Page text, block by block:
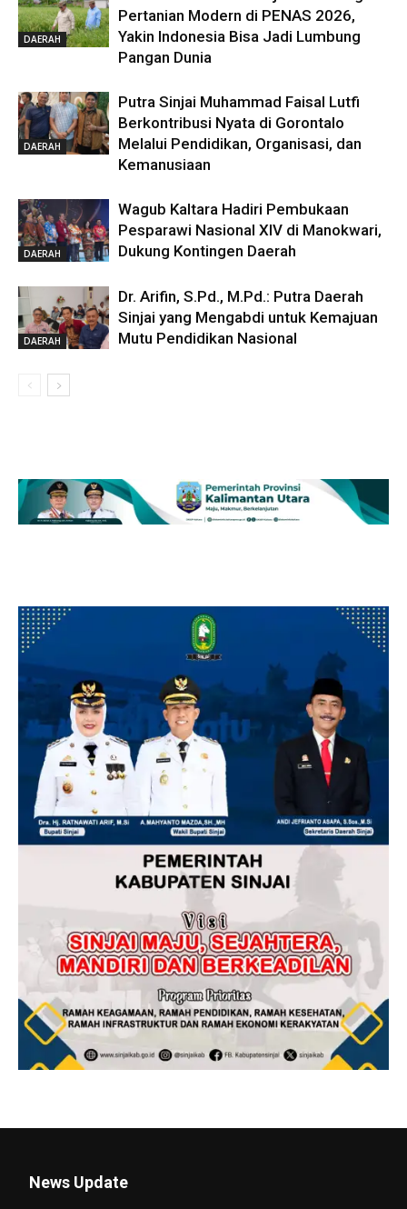
DAERAH
Pertanian Modern di PENAS 2026,
Yakin Indonesia Bisa Jadi Lumbung
Pangan Dunia
DAERAH
Putra Sinjai Muhammad Faisal Lutfi
Berkontribusi Nyata di Gorontalo
Melalui Pendidikan, Organisasi, dan
Kemanusiaan
DAERAH
Wagub Kaltara Hadiri Pembukaan
Pesparawi Nasional XIV di Manokwari,
Dukung Kontingen Daerah
DAERAH
Dr. Arifin, S.Pd., M.Pd.: Putra Daerah
Sinjai yang Mengabdi untuk Kemajuan
Mutu Pendidikan Nasional
News Update